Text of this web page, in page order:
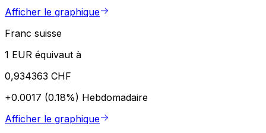
Afficher le graphique
Franc suisse
1 EUR équivaut à
0,934363 CHF
+0.0017 (0.18%) Hebdomadaire
Afficher le graphique